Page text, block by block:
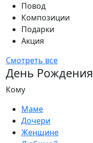
Повод
Композиции
Подарки
Акция
Смотреть все
День Рождения
Кому
Маме
Дочери
Женщине